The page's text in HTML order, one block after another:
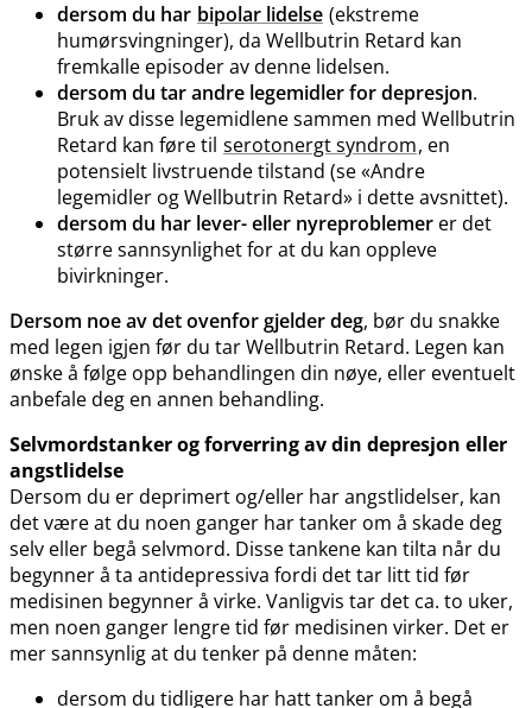
dersom du har bipolar lidelse (ekstreme
humørsvingninger), da Wellbutrin Retard kan
fremkalle episoder av denne lidelsen.
dersom du tar andre legemidler for depresjon.
Bruk av disse legemidlene sammen med Wellbutrin
Retard kan føre til serotonergt syndrom, en
potensielt livstruende tilstand (se «Andre
legemidler og Wellbutrin Retard» i dette avsnittet).
dersom du har lever- eller nyreproblemer er det
større sannsynlighet for at du kan oppleve
bivirkninger.
Dersom noe av det ovenfor gjelder deg, bør du snakke
med legen igjen før du tar Wellbutrin Retard. Legen kan
ønske å følge opp behandlingen din nøye, eller eventuelt
anbefale deg en annen behandling.
Selvmordstanker og forverring av din depresjon eller
angstlidelse
Dersom du er deprimert og​/​eller har angstlidelser, kan
det være at du noen ganger har tanker om å skade deg
selv eller begå selvmord. Disse tankene kan tilta når du
begynner å ta antidepressiva fordi det tar litt tid før
medisinen begynner å virke. Vanligvis tar det ca. to uker,
men noen ganger lengre tid før medisinen virker. Det er
mer sannsynlig at du tenker på denne måten:
dersom du tidligere har hatt tanker om å begå